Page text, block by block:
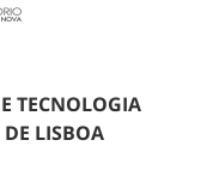
TECNOLOGIA
LISBOA